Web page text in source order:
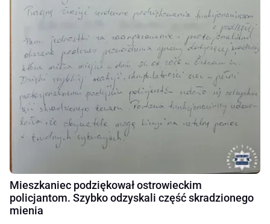
Mieszkaniec podziękował ostrowieckim
policjantom. Szybko odzyskali część skradzionego
mienia